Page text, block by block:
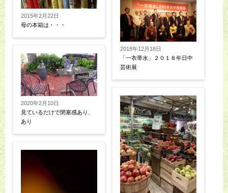
2015年2月22日
母の本箱は・・・
2020年2月10日
見ているだけで閉塞感あり、
あり
2018年12月18日
「一衣帯水」２０１８年日中
芸術展